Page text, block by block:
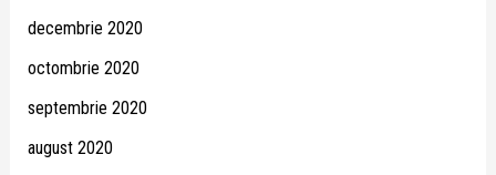
decembrie 2020
octombrie 2020
septembrie 2020
august 2020